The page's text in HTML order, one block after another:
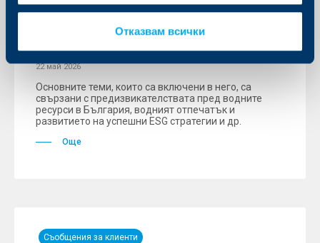
Отказвам всички
ОББ и Академия за устойчивост с
нов курс “Устойчиво управление на
22 май 2026
Основните теми, които са включени в него, са
свързани с предизвикателствата пред водните
ресурси в България, водният отпечатък и
развитието на успешни ESG стратегии и др.
Още
Съобщения за клиенти